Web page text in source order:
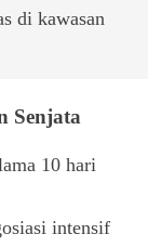
di kawasan
Senjata
10 hari
intensif